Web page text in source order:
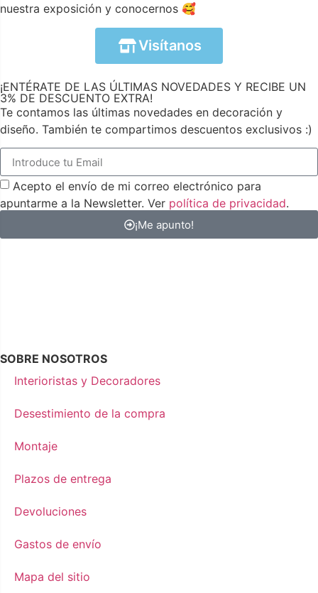
nuestra exposición y conocernos 🥰
Visítanos
¡ENTÉRATE DE LAS ÚLTIMAS NOVEDADES Y RECIBE UN
3% DE DESCUENTO EXTRA!
Te contamos las últimas novedades en decoración y
diseño. También te compartimos descuentos exclusivos :)
Acepto el envío de mi correo electrónico para
apuntarme a la Newsletter. Ver política de privacidad.
¡Me apunto!
SOBRE NOSOTROS
Interioristas y Decoradores
Desestimiento de la compra
Montaje
Plazos de entrega
Devoluciones
Gastos de envío
Mapa del sitio